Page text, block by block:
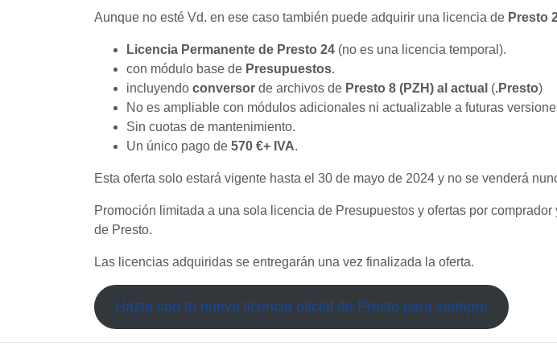
Aunque no esté Vd. en ese caso también puede adquirir una licencia de Presto
Licencia Permanente de Presto 24 (no es una licencia temporal).
con módulo base de Presupuestos.
incluyendo conversor de archivos de Presto 8 (PZH) al actual (.Presto)
No es ampliable con módulos adicionales ni actualizable a futuras
Sin cuotas de mantenimiento.
Un único pago de 570 €+ IVA.
Esta oferta solo estará vigente hasta el 30 de mayo de 2024 y no se venderá
Promoción limitada a una sola licencia de Presupuestos y ofertas por
de Presto.
Las licencias adquiridas se entregarán una vez finalizada la oferta.
Hazte con tu nueva licencia oficial de Presto para siempre